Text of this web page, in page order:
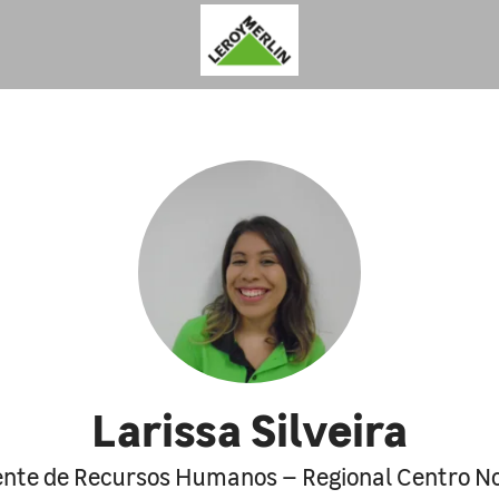
Larissa Silveira
de Recursos Humanos – Regional Centro